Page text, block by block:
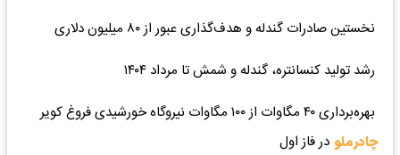
نخستین صادرات گندله و هدف‌گذاری عبور از ۸۰ میلیون دلاری
رشد تولید کنسانتره، گندله و شمش تا مرداد ۱۴۰۴
بهره‌برداری ۴۰ مگاوات از ۱۰۰ مگاوات نیروگاه خورشیدی فروغ کویر
چادرملو در فاز اول